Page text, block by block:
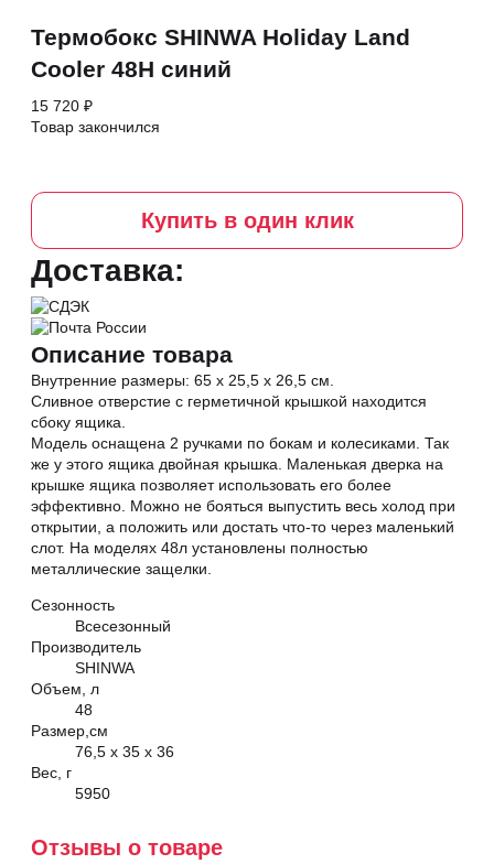
Термобокс SHINWA Holiday Land
Cooler 48H синий
15 720 ₽
Товар закончился
Купить в один клик
Доставка:
Описание товара
Внутренние размеры: 65 х 25,5 х 26,5 см.
Сливное отверстие с герметичной крышкой находится
сбоку ящика.
Модель оснащена 2 ручками по бокам и колесиками. Так
же у этого ящика двойная крышка. Маленькая дверка на
крышке ящика позволяет использовать его более
эффективно. Можно не бояться выпустить весь холод при
открытии, а положить или достать что-то через маленький
слот. На моделях 48л установлены полностью
металлические защелки.
Сезонность
Всесезонный
Производитель
SHINWA
Объем, л
48
Размер,см
76,5 x 35 x 36
Вес, г
5950
Отзывы о товаре